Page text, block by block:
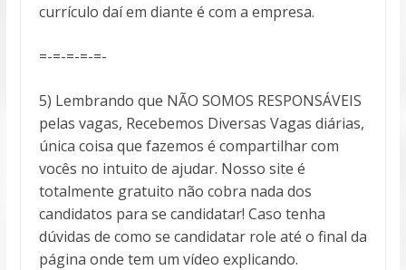
currículo daí em diante é com a empresa.
=-=-=-=-=-
5) Lembrando que NÃO SOMOS RESPONSÁVEIS
pelas vagas, Recebemos Diversas Vagas diárias,
única coisa que fazemos é compartilhar com
vocês no intuito de ajudar. Nosso site é
totalmente gratuito não cobra nada dos
candidatos para se candidatar! Caso tenha
dúvidas de como se candidatar role até o final da
página onde tem um vídeo explicando.